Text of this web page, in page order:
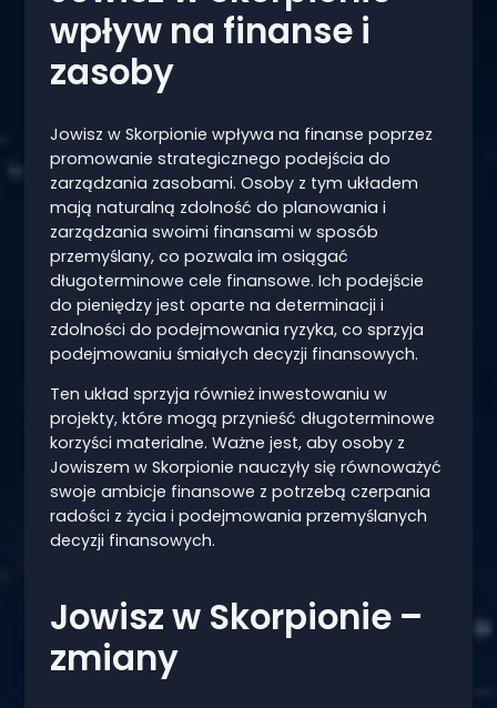
wpływ na finanse i
zasoby
Jowisz w Skorpionie wpływa na finanse poprzez
promowanie strategicznego podejścia do
zarządzania zasobami. Osoby z tym układem
mają naturalną zdolność do planowania i
zarządzania swoimi finansami w sposób
przemyślany, co pozwala im osiągać
długoterminowe cele finansowe. Ich podejście
do pieniędzy jest oparte na determinacji i
zdolności do podejmowania ryzyka, co sprzyja
podejmowaniu śmiałych decyzji finansowych.
Ten układ sprzyja również inwestowaniu w
projekty, które mogą przynieść długoterminowe
korzyści materialne. Ważne jest, aby osoby z
Jowiszem w Skorpionie nauczyły się równoważyć
swoje ambicje finansowe z potrzebą czerpania
radości z życia i podejmowania przemyślanych
decyzji finansowych.
Jowisz w Skorpionie –
zmiany